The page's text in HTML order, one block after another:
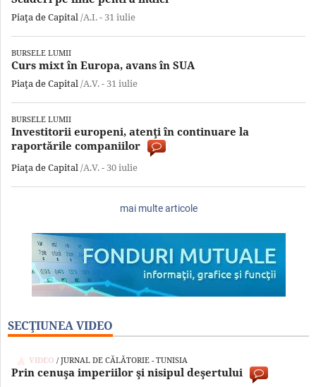
Piaţa de Capital/A.I. - 31 iulie
BURSELE LUMII
Curs mixt în Europa, avans în SUA
Piaţa de Capital/A.V. - 31 iulie
BURSELE LUMII
Investitorii europeni, atenţi în continuare la
raportările companiilor
Piaţa de Capital/A.V. - 30 iulie
mai multe articole
SECŢIUNEA VIDEO
VIDEO / JURNAL DE CĂLĂTORIE - TUNISIA
Prin cenuşa imperiilor şi nisipul deşertului